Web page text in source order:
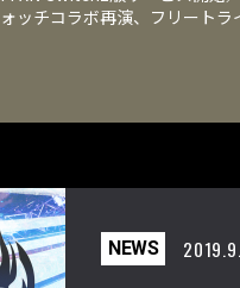
ォッチコラボ再演、フリートラ
NEWS